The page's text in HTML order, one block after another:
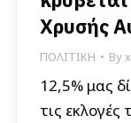
Χρυσής
ΠΟΛΙΤΙΚΗ By
12,5% μας
τις